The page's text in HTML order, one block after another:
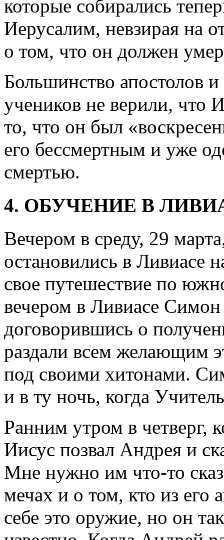
которые собирались
Иерусалим, невзирая на
о том, что он должен
Большинство апостолов
учеников не верили, что
то, что он был
его бессмертным и уже
смертью.
4. ОБУЧЕНИЕ В
Вечером в среду, 29
остановились в Ливиасе
свое путешествие по
вечером в Ливиасе
договорившись о
раздали всем желающим
под своими хитонами.
и в ту ночь, когда
Ранним утром в четверг,
Иисус позвал Андрея и
Мне нужно им что-то
мечах и о том, кто из его
себе это оружие, но он